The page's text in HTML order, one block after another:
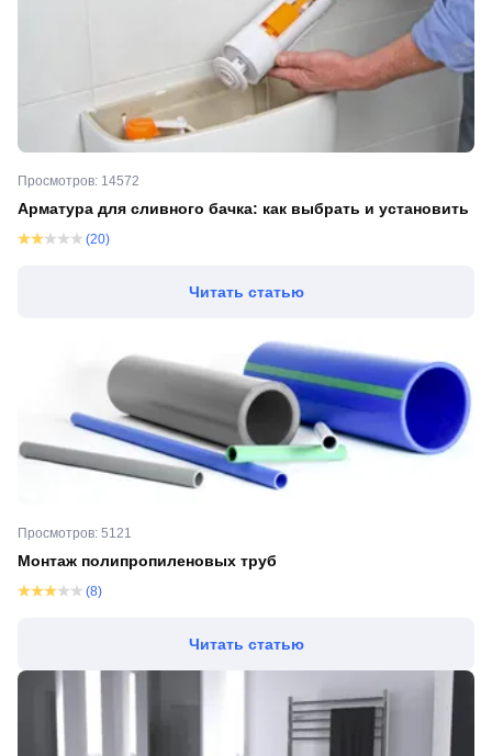
Просмотров: 14572
Арматура для сливного бачка: как выбрать и установить
(20)
Читать статью
Просмотров: 5121
Монтаж полипропиленовых труб
(8)
Читать статью